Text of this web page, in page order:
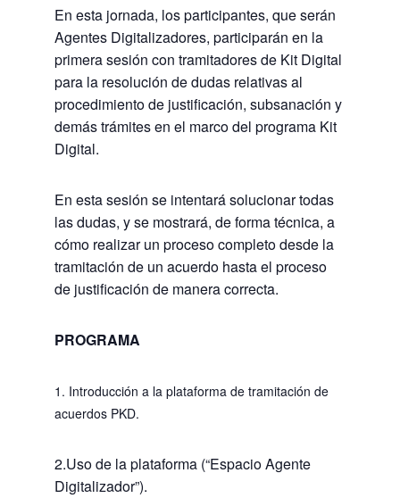
En esta jornada, los participantes, que serán
Agentes Digitalizadores, participarán en la
primera sesión con tramitadores de Kit Digital
para la resolución de dudas relativas al
procedimiento de justificación, subsanación y
demás trámites en el marco del programa Kit
Digital.
En esta sesión se intentará solucionar todas
las dudas, y se mostrará, de forma técnica, a
cómo realizar un proceso completo desde la
tramitación de un acuerdo hasta el proceso
de justificación de manera correcta.
PROGRAMA
1. Introducción a la plataforma de tramitación de
acuerdos PKD.
2.Uso de la plataforma (“Espacio Agente
Digitalizador”).